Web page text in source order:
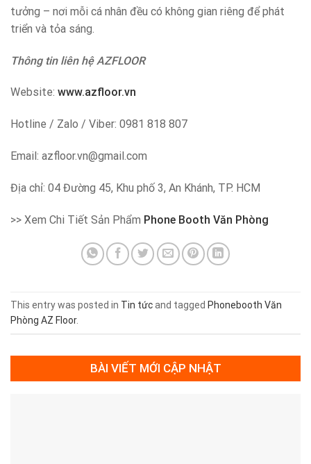
tưởng – nơi mỗi cá nhân đều có không gian riêng để phát
triển và tỏa sáng.
Thông tin liên hệ AZFLOOR
Website: www.azfloor.vn
Hotline / Zalo / Viber: 0981 818 807
Email: azfloor.vn@gmail.com
Địa chỉ: 04 Đường 45, Khu phố 3, An Khánh, TP. HCM
>> Xem Chi Tiết Sản Phẩm Phone Booth Văn Phòng
This entry was posted in Tin tứcand tagged Phonebooth Văn
Phòng AZ Floor.
BÀI VIẾT MỚI CẬP NHẬT